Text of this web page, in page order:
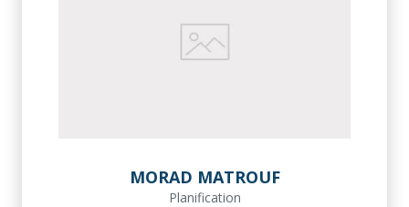
MORAD MATROUF
Planification